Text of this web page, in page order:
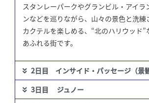
スタンレーパークやグランビル・アイラ
ンなどを巡りながら、山々の景色と洗練
カクテルを楽しめる、“北のハリウッド”
あふれる街です。
2日目 インサイド・パッセージ（景観
3日目 ジュノー